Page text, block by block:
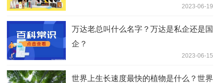
2023-06-19
万达老总叫什么名字？万达是私企还是国
企？
2023-06-15
世界上生长速度最快的植物是什么？世界